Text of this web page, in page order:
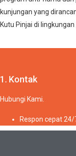
kunjungan yang
Kutu Pinjai di lingkungan
1. Kontak
Hubungi Kami.
Respon cepat 24/